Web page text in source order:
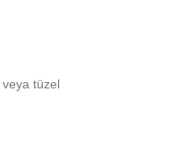
veya tüzel